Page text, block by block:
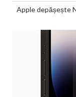
Apple depășește